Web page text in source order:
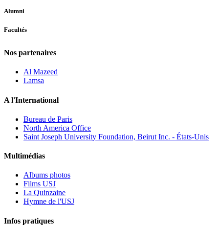
Alumni
Facultés
Nos partenaires
Al Mazeed
Lamsa
A l'International
Bureau de Paris
North America Office
Saint Joseph University Foundation, Beirut Inc. - États-Unis
Multimédias
Albums photos
Films USJ
La Quinzaine
Hymne de l'USJ
Infos pratiques